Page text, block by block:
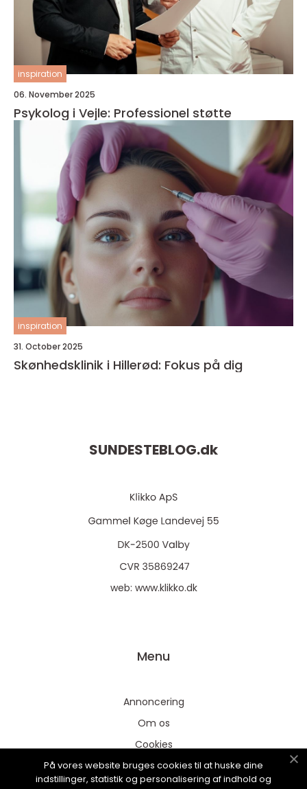
inspiration
06. November 2025
Psykolog i Vejle: Professionel støtte
inspiration
31. October 2025
Skønhedsklinik i Hillerød: Fokus på dig
SUNDESTEBLOG.dk
web: www.klikko.dk
Menu
Annoncering
Om os
Cookies
Kontakt os
På vores website bruges cookies til at huske dine
indstillinger, statistik og personalisering af indhold og